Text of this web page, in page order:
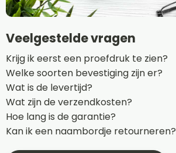
Veelgestelde vragen
Krijg ik eerst een proefdruk te zien?
Welke soorten bevestiging zijn er?
Wat is de levertijd?
Wat zijn de verzendkosten?
Hoe lang is de garantie?
Kan ik een naambordje retourneren?